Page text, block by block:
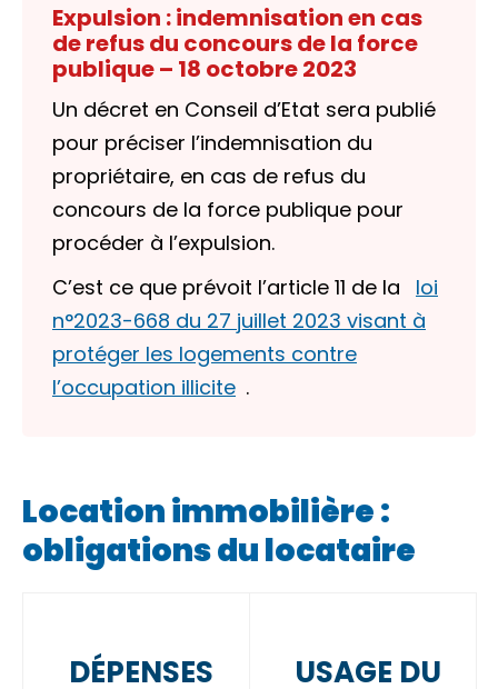
Expulsion : indemnisation en cas
de refus du concours de la force
publique – 18 octobre 2023
Un décret en Conseil d’Etat sera publié
pour préciser l’indemnisation du
propriétaire, en cas de refus du
concours de la force publique pour
procéder à l’expulsion.
C’est ce que prévoit l’article 11 de la
loi
n°2023-668 du 27 juillet 2023 visant à
protéger les logements contre
l’occupation illicite .
Location immobilière :
obligations du locataire
DÉPENSES
USAGE DU